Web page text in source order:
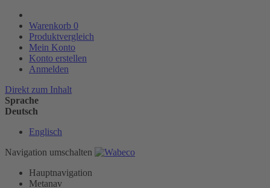
Warenkorb 0
Produktvergleich
Mein Konto
Konto erstellen
Anmelden
Direkt zum Inhalt
Sprache
Deutsch
Englisch
Navigation umschalten
Hauptnavigation
Metanav